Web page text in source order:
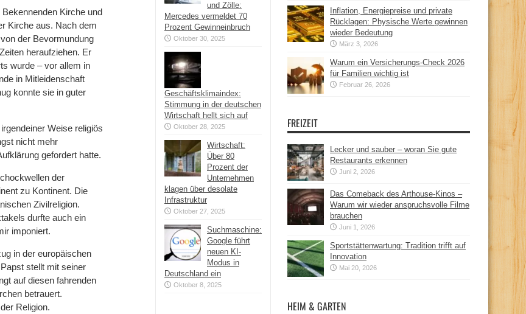
Kirche und
Kirche aus. Nach dem
der Bevormundung
heraufziehen. Er
wurde – vor allem in
in Mitleidenschaft
konnte sie in guter
Weise religiös
nicht mehr
gefordert hatte.
der
zu Kontinent. Die
Zivilreligion.
durfte auch ein
imponiert.
in der europäischen
stellt mit seiner
auf diesen fahrenden
betrauert.
Religion.
und Zölle:
Mercedes vermeldet 70
Prozent Gewinneinbruch
Oktober 30, 2025
Geschäftsklimaindex:
Stimmung in der deutschen
Wirtschaft hellt sich auf
Oktober 28, 2025
Wirtschaft:
Über 80
Prozent der
Unternehmen
klagen über desolate
Infrastruktur
Oktober 27, 2025
Suchmaschine:
Google führt
neuen KI-
Modus in
Deutschland ein
Oktober 8, 2025
Inflation, Energiepreise und private
Rücklagen: Physische Werte gewinnen
wieder Bedeutung
März 3, 2026
Warum ein Versicherungs-Check 2026
für Familien wichtig ist
Februar 26, 2026
FREIZEIT
Lecker und sauber – woran Sie gute
Restaurants erkennen
Juni 2, 2026
Das Comeback des Arthouse-Kinos –
Warum wir wieder anspruchsvolle Filme
brauchen
Juni 1, 2026
Sportstättenwartung: Tradition trifft auf
Innovation
Mai 20, 2026
HEIM & GARTEN